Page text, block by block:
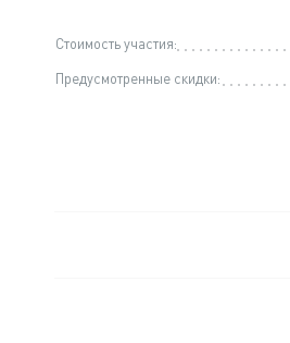
Стоимость участия:
Предусмотренные скидки: